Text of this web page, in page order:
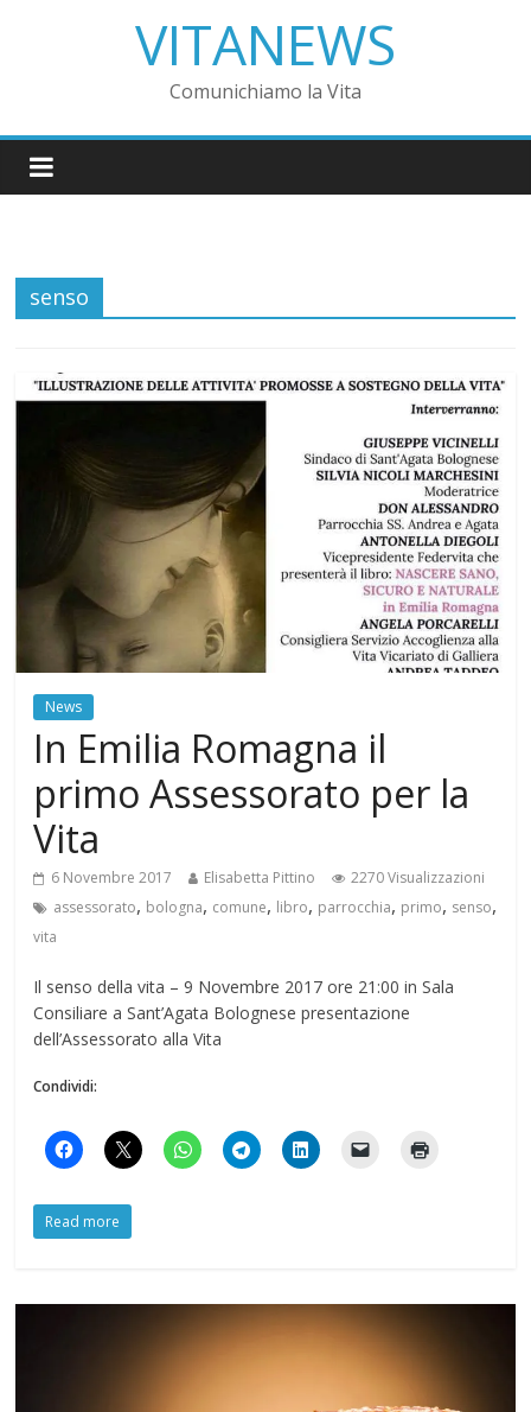
VITANEWS
Comunichiamo la Vita
senso
News
In Emilia Romagna il
primo Assessorato per la
Vita
6 Novembre 2017 Elisabetta Pittino
2270 Visualizzazioni
assessorato, bologna, comune, libro, parrocchia, primo, senso,
vita
Il senso della vita – 9 Novembre 2017 ore 21:00 in Sala
Consiliare a Sant’Agata Bolognese presentazione
dell’Assessorato alla Vita
Condividi:
Read more